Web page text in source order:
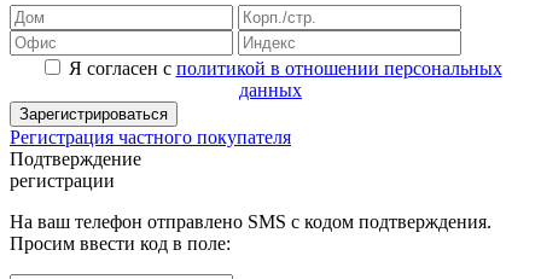
Я согласен с политикой в отношении персональных
данных
Зарегистрироваться
Регистрация частного покупателя
Подтверждение
регистрации
На ваш телефон отправлено SMS с кодом подтверждения.
Просим ввести код в поле: